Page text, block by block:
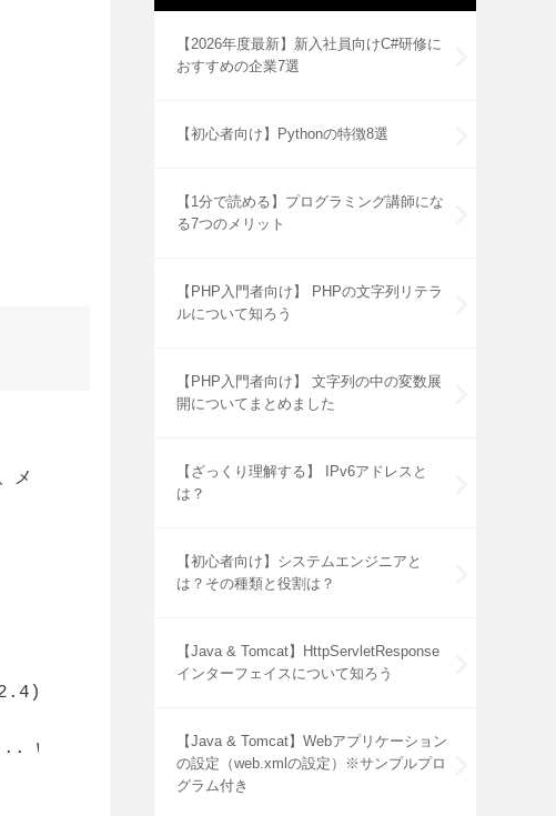
メ
[3]
weights) {//[4]
【2026年度最新】新入社員向けC#研修に
おすすめの企業7選
【初心者向け】Pythonの特徴8選
【1分で読める】プログラミング講師にな
る7つのメリット
【PHP入門者向け】 PHPの文字列リテラ
ルについて知ろう
【PHP入門者向け】 文字列の中の変数展
開についてまとめました
【ざっくり理解する】 IPv6アドレスと
は？
【初心者向け】システムエンジニアと
は？その種類と役割は？
【Java & Tomcat】HttpServletResponse
インターフェイスについて知ろう
【Java & Tomcat】Webアプリケーション
の設定（web.xmlの設定）※サンプルプロ
グラム付き